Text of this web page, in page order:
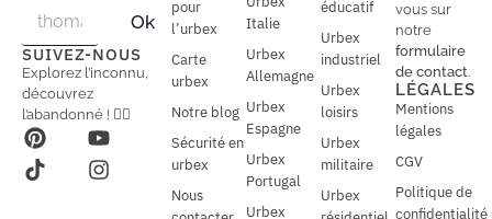
a
i
l
a
i
l
*
Ok
SUIVEZ-NOUS
Explorez l’inconnu,
découvrez
l’abandonné ! 🕵️‍♂️
pour
l’urbex
Carte
urbex
Notre blog
Sécurité en
urbex
Nous
Italie
Urbex
Allemagne
Urbex
Espagne
Urbex
Portugal
Urbex
éducatif
Urbex
industriel
Urbex
loisirs
Urbex
militaire
Urbex
vous sur
notre
formulaire
de contact.
LÉGALES
Mentions
légales
CGV
Politique de
confidentialité